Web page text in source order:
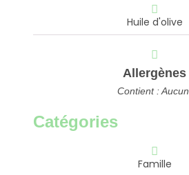
Huile d'olive
Allergènes
Contient : Aucun.
Catégories
Famille